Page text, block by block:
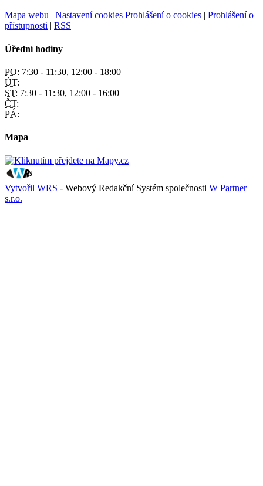
Mapa webu Nastavení cookies Prohlášení o cookies
Prohlášení o
přístupnosti
RSS
Úřední hodiny
PO: 7:30 - 11:30, 12:00 - 18:00
ÚT:
ST: 7:30 - 11:30, 12:00 - 16:00
ČT:
PÁ:
Mapa
Vytvořil WRS - Webový Redakční Systém společnosti W Partner
s.r.o.